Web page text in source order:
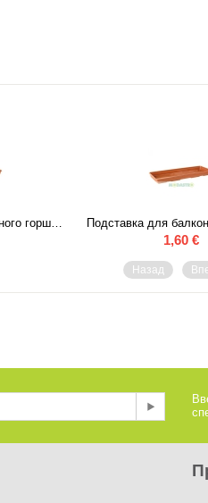
Подставка для балконного горшка 100 см
1,60 €
Назад